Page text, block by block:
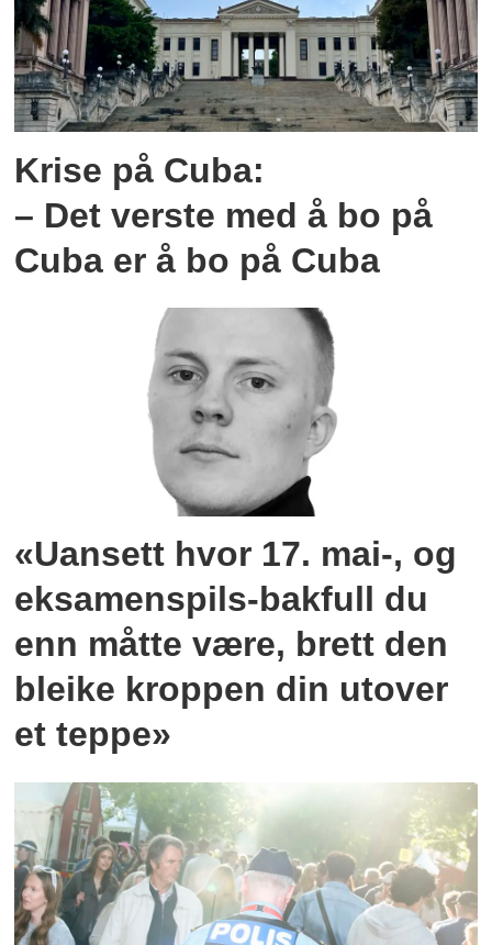
Krise på Cuba:
– Det verste med å bo på
Cuba er å bo på Cuba
«Uansett hvor 17. mai-, og
eksamenspils-bakfull du
enn måtte være, brett den
bleike kroppen din utover
et teppe»